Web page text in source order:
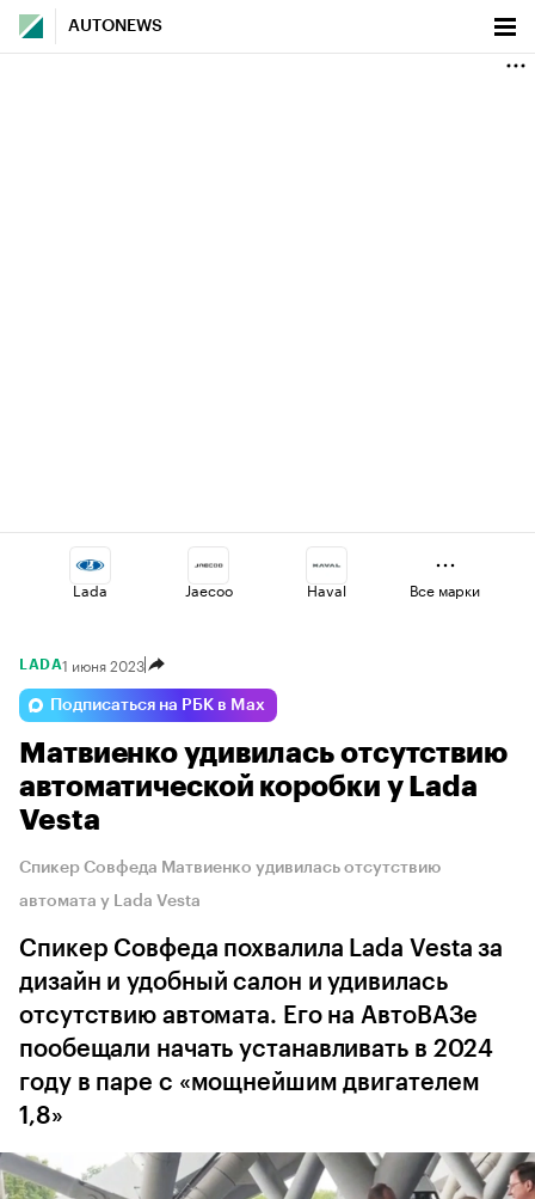
AUTONEWS
Lada Jaecoo Haval
Volga
Voyah Geely Changan
Все марки
LADA1 июня 2023
Подписаться на РБК в Max
Матвиенко удивилась отсутствию
автоматической коробки у Lada
Vesta
Спикер Совфеда Матвиенко удивилась отсутствию
автомата у Lada Vesta
Спикер Совфеда похвалила Lada Vesta за
дизайн и удобный салон и удивилась
отсутствию автомата. Его на АвтоВАЗе
пообещали начать устанавливать в 2024
году в паре с «мощнейшим двигателем
1,8»